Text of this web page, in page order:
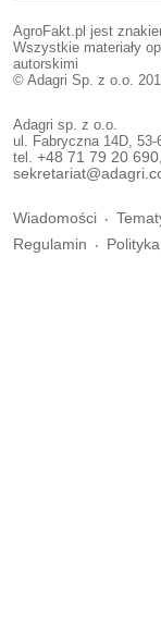
AgroFakt.pl jest
Wszystkie materiały
autorskimi
© Adagri Sp. z o.o.
Adagri sp. z o.o.
ul. Fabryczna 14D, 53-
tel. +48 71 79 20 690
Wiadomości
Regulamin